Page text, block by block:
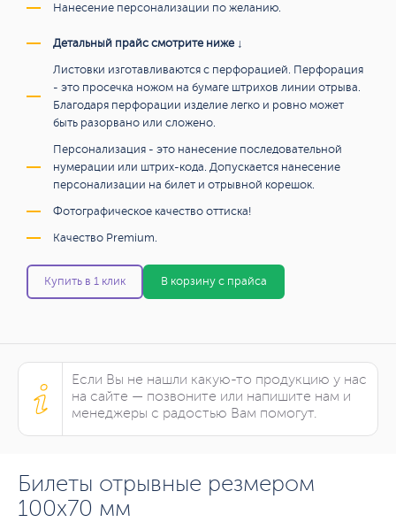
Нанесение персонализации по желанию.
Детальный прайс смотрите ниже ↓
Листовки изготавливаются с перфорацией. Перфорация
- это просечка ножом на бумаге штрихов линии отрыва.
Благодаря перфорации изделие легко и ровно может
быть разорвано или сложено.
Персонализация - это нанесение последовательной
нумерации или штрих-кода. Допускается нанесение
персонализации на билет и отрывной корешок.
Фотографическое качество оттиска!
Качество Premium.
Купить в 1 клик В корзину с прайса
Если Вы не нашли какую-то продукцию у нас
на сайте — позвоните или напишите нам и
менеджеры с радостью Вам помогут.
Билеты отрывные резмером
100х70 мм